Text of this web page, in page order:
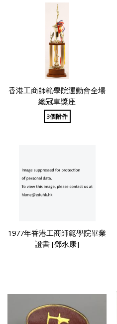
香港工商師範學院運動會全場
總冠車獎座
3個附件
1977年香港工商師範學院畢業
證書 [鄧永康]